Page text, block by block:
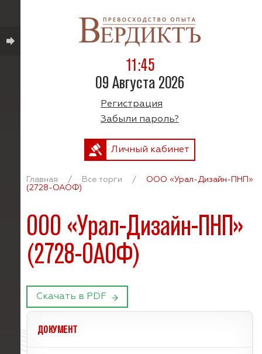
11:45
09 Августа 2026
Регистрация
Забыли пароль?
Личный кабинет
Главная / Все торги /
ООО «Урал-Дизайн-ПНП»
(2728-ОАОФ)
ООО «Урал-Дизайн-ПНП»
(2728-ОАОФ)
Скачать в PDF
ДОКУМЕНТ